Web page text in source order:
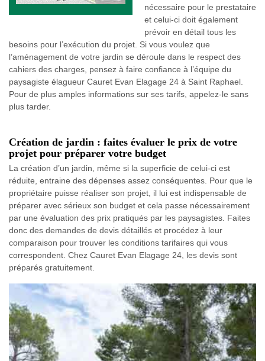
nécessaire pour le prestataire
et celui-ci doit également
prévoir en détail tous les
besoins pour l’exécution du projet. Si vous voulez que
l’aménagement de votre jardin se déroule dans le respect des
cahiers des charges, pensez à faire confiance à l’équipe du
paysagiste élagueur Cauret Evan Elagage 24 à Saint Raphael.
Pour de plus amples informations sur ses tarifs, appelez-le sans
plus tarder.
Création de jardin : faites évaluer le prix de votre
projet pour préparer votre budget
La création d’un jardin, même si la superficie de celui-ci est
réduite, entraine des dépenses assez conséquentes. Pour que le
propriétaire puisse réaliser son projet, il lui est indispensable de
préparer avec sérieux son budget et cela passe nécessairement
par une évaluation des prix pratiqués par les paysagistes. Faites
donc des demandes de devis détaillés et procédez à leur
comparaison pour trouver les conditions tarifaires qui vous
correspondent. Chez Cauret Evan Elagage 24, les devis sont
préparés gratuitement.